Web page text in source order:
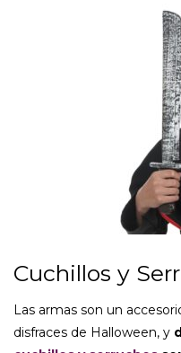
Cuchillos y
Las armas son un
disfraces de Halloween, y